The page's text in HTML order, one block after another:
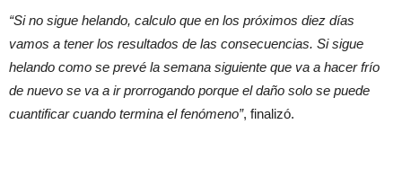
“Si no sigue helando, calculo que en los próximos diez días
vamos a tener los resultados de las consecuencias. Si sigue
helando como se prevé la semana siguiente que va a hacer frío
de nuevo se va a ir prorrogando porque el daño solo se puede
cuantificar cuando termina el fenómeno”, finalizó.